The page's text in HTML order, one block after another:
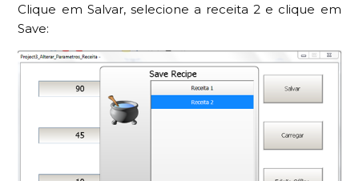
Clique em Salvar, selecione a receita 2 e clique em
Save: